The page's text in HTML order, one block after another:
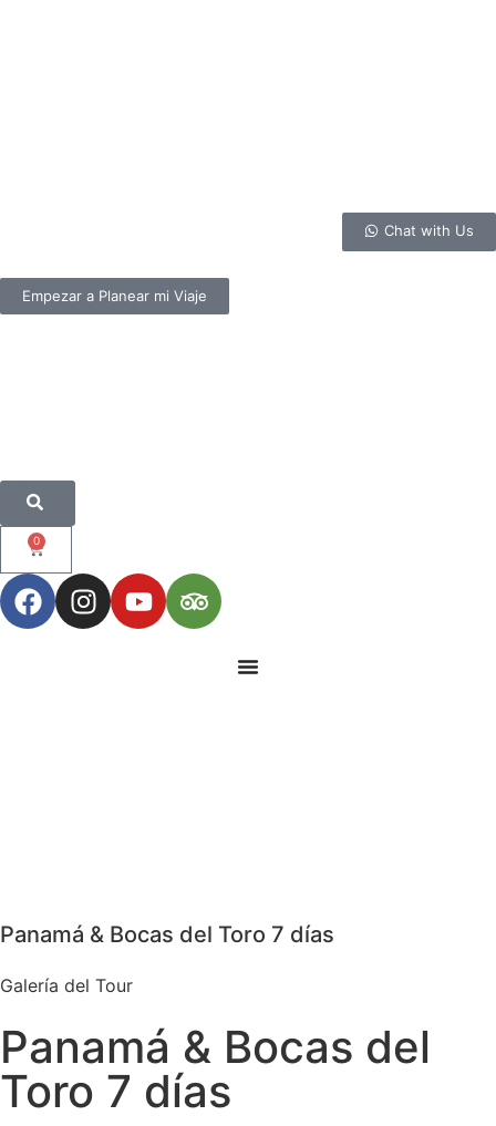
Chat with Us
Empezar a Planear mi Viaje
0
Panamá & Bocas del Toro 7 días
Galería del Tour
Panamá & Bocas del
Toro 7 días